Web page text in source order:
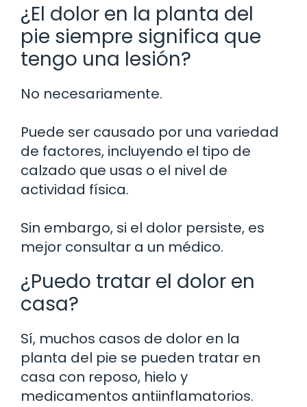
¿El dolor en la planta del
pie siempre significa que
tengo una lesión?
No necesariamente.
Puede ser causado por una variedad
de factores, incluyendo el tipo de
calzado que usas o el nivel de
actividad física.
Sin embargo, si el dolor persiste, es
mejor consultar a un médico.
¿Puedo tratar el dolor en
casa?
Sí, muchos casos de dolor en la
planta del pie se pueden tratar en
casa con reposo, hielo y
medicamentos antiinflamatorios.